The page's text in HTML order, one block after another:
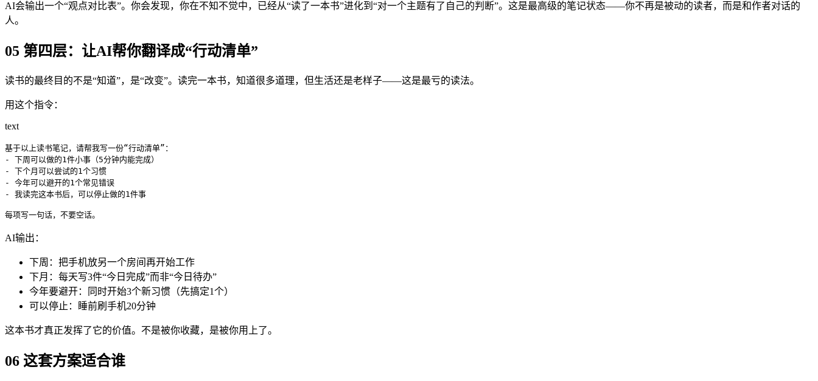
AI会输出一个“观点对比表”。你会发现，你在不知不觉中，已经从“读了一本书”进化到“对一个主题有了自己的判断”。这是最高级的笔记状态——你不再是被动的读者，而是和作者对话的
人。
05 第四层：让AI帮你翻译成“行动清单”
读书的最终目的不是“知道”，是“改变”。读完一本书，知道很多道理，但生活还是老样子——这是最亏的读法。
用这个指令：
text
基于以上读书笔记，请帮我写一份“行动清单”：
- 下周可以做的1件小事（5分钟内能完成）
- 下个月可以尝试的1个习惯
- 今年可以避开的1个常见错误
- 我读完这本书后，可以停止做的1件事
每项写一句话，不要空话。
AI输出：
下周：把手机放另一个房间再开始工作
下月：每天写3件“今日完成”而非“今日待办”
今年要避开：同时开始3个新习惯（先搞定1个）
可以停止：睡前刷手机20分钟
这本书才真正发挥了它的价值。不是被你收藏，是被你用上了。
06 这套方案适合谁